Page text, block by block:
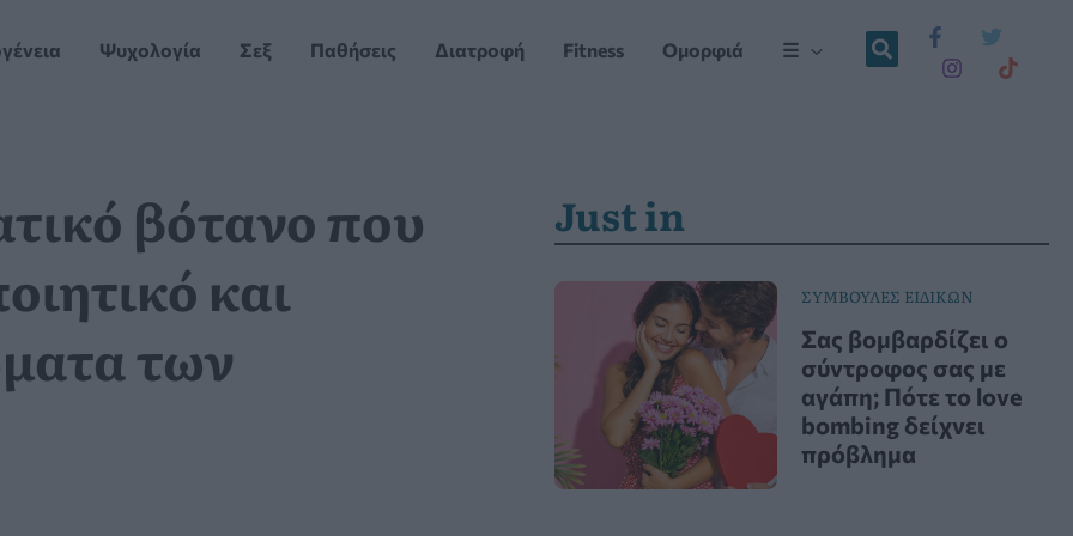
Ψυχολογία Σεξ Παθήσεις Διατροφή Fitness Ομορφιά ☰
βότανο που
και
των
Just in
ΣΥΜΒΟΥΛΕΣ ΕΙΔΙΚΩΝ
Σας βομβαρδίζει ο
σύντροφος σας με
αγάπη; Πότε το love
bombing δείχνει
πρόβλημα